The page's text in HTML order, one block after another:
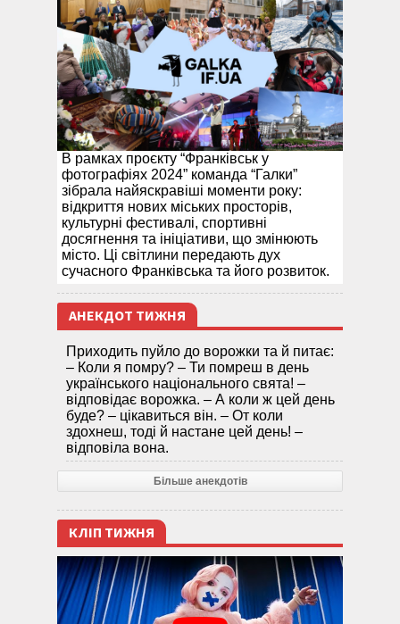
В рамках проєкту “Франківськ у
фотографіях 2024” команда “Галки”
зібрала найяскравіші моменти року:
відкриття нових міських просторів,
культурні фестивалі, спортивні
досягнення та ініціативи, що змінюють
місто. Ці світлини передають дух
сучасного Франківська та його розвиток.
АНЕКДОТ ТИЖНЯ
Приходить пуйло до ворожки та й питає:
– Коли я помру? – Ти помреш в день
українського національного свята! –
відповідає ворожка. – А коли ж цей день
буде? – цікавиться він. – От коли
здохнеш, тоді й настане цей день! –
відповіла вона.
Більше анекдотів
КЛІП ТИЖНЯ